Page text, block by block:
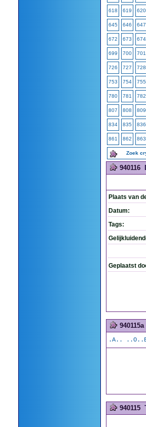
618 619 620
645 646 647
672 673 674
699 700 701
726 727 728
753 754 755
780 781 782
807 808 809
834 835 836
861 862 863
Zoek
940116
Plaats van
Datum:
Tags:
Geplaatst
940115a
.A..
940115